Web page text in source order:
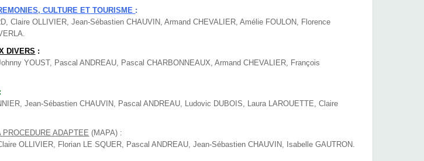
CULTURE ET TOURISME :
Claire OLLIVIER, Jean-Sébastien CHAUVIN, Armand CHEVALIER, Amélie FOULON, Florence
DIVERS :
YOUST, Pascal ANDREAU, Pascal CHARBONNEAUX, Armand CHEVALIER, François
:
Jean-Sébastien CHAUVIN, Pascal ANDREAU, Ludovic DUBOIS, Laura LAROUETTE, Claire
ADAPTEE (MAPA) :
OLLIVIER, Florian LE SQUER, Pascal ANDREAU, Jean-Sébastien CHAUVIN, Isabelle GAUTRON.